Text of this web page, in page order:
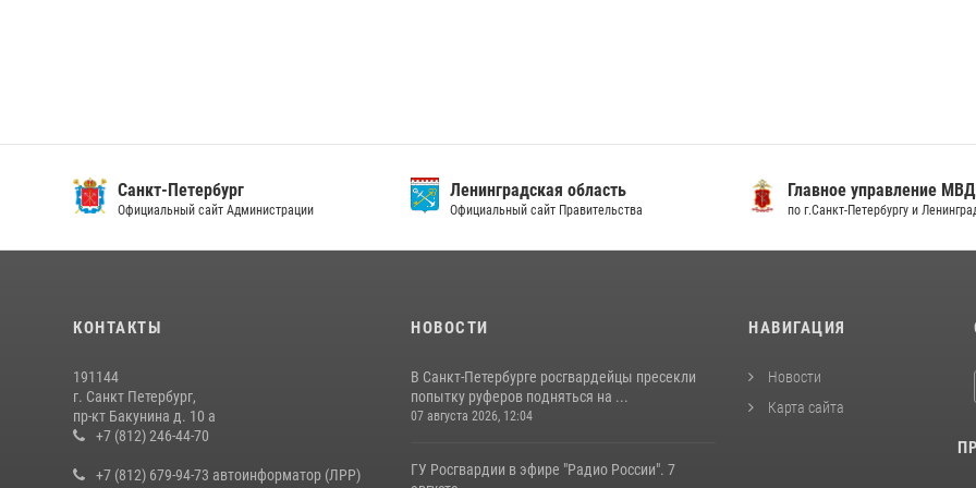
Санкт-Петербург
Официальный сайт Администрации
Ленинградская область
Официальный сайт Правительства
Главное управление МВД
по г.Санкт-Петербургу и
КОНТАКТЫ
191144
г. Санкт Петербург,
пр-кт Бакунина д. 10 а
+7 (812) 246-44-70
+7 (812) 679-94-73 автоинформатор (ЛРР)
НОВОСТИ
В Санкт-Петербурге росгвардейцы пресекли
попытку руферов подняться на ...
07 августа 2026, 12:04
ГУ Росгвардии в эфире "Радио России". 7
НАВИГАЦИЯ
Новости
Карта сайта